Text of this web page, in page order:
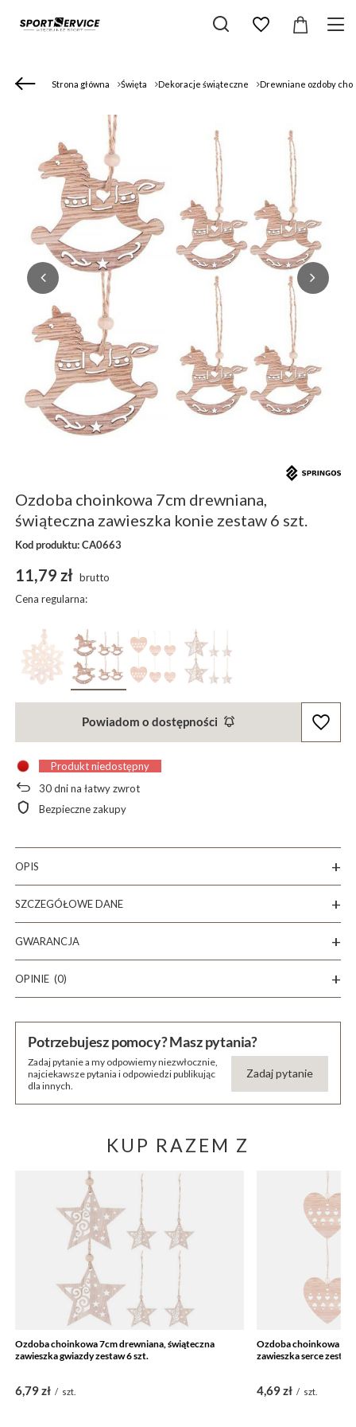
Strona główna Święta Dekoracje świąteczne Drewniane ozdoby
Ozdoba choinkowa 7cm drewniana,
świąteczna zawieszka konie zestaw 6 szt.
Kod produktu: CA0663
11,79 zł brutto
Cena regularna:
Powiadom o dostępności
Produkt niedostępny
30dni na łatwy zwrot
Bezpieczne zakupy
OPIS
SZCZEGÓŁOWE DANE
GWARANCJA
OPINIE (0)
Potrzebujesz pomocy? Masz pytania?
Zadaj pytanie a my odpowiemy niezwłocznie,
najciekawsze pytania i odpowiedzi publikując
dla innych.
Zadaj pytanie
KUP RAZEM Z
Ozdoba choinkowa 7cm drewniana, świąteczna
zawieszka gwiazdy zestaw 6 szt.
6,79 zł / szt.
Ozdoba choinkowa
zawieszka serce
4,69 zł / szt.